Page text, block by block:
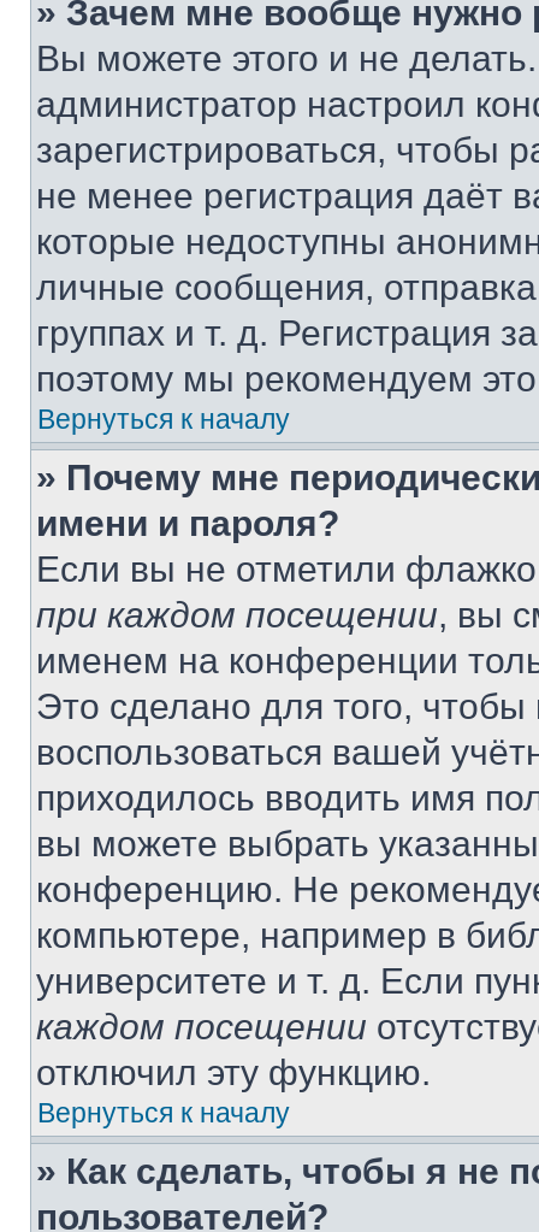
» Зачем мне вообще нужно
Вы можете этого и не
администратор настроил
зарегистрироваться, чтобы
не менее регистрация даёт
которые недоступны
личные сообщения,
группах и т. д. Регистрация
поэтому мы рекомендуем
Вернуться к началу
» Почему мне
имени и пароля?
Если вы не отметили
при каждом посещении, вы
именем на конференции
Это сделано для того, чтобы
воспользоваться вашей
приходилось вводить имя
вы можете выбрать
конференцию. Не
компьютере, например в
университете и т. д. Если
каждом посещении
отключил эту функцию.
Вернуться к началу
» Как сделать, чтобы я не
пользователей?